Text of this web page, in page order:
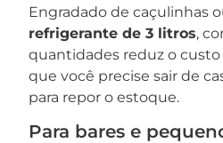
Engradado de caçulinhas
refrigerante de 3 litros,
quantidades reduz o
que você precise sair de
para repor o estoque.
Para bares e